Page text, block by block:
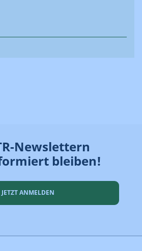
Newslettern
bleiben!
JETZT ANMELDEN